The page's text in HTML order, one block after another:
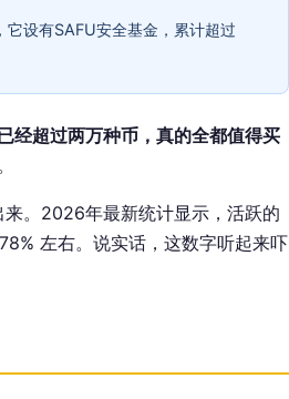
设有SAFU安全基金，累计超过
经超过两万种币，真的全都值得买
。2026年最新统计显示，活跃的
左右。说实话，这数字听起来吓